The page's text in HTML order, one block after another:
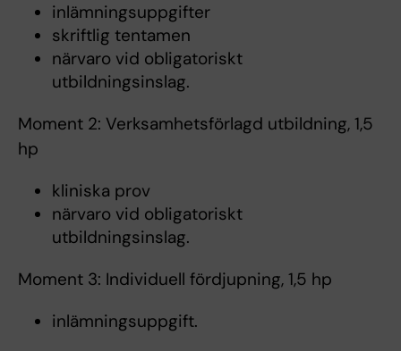
inlämningsuppgifter
skriftlig tentamen
närvaro vid obligatoriskt
utbildningsinslag.
Moment 2: Verksamhetsförlagd utbildning, 1,5
hp
kliniska prov
närvaro vid obligatoriskt
utbildningsinslag.
Moment 3: Individuell fördjupning, 1,5 hp
inlämningsuppgift.